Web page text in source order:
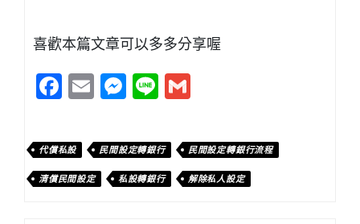
喜歡本篇文章可以多多分享喔
Facebook
EmailMessenger
Line
代償私設 民間設定轉銀行 民間設定轉銀行流程
清償民間設定 私設轉銀行 解除私人設定